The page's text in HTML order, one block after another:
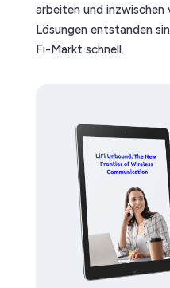
arbeiten und
Lösungen entstanden
Fi-Markt schnell.